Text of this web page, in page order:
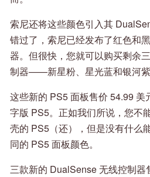
索尼还将这些颜色引入其
错过了，索尼已经发布了红色和
器。但很快，您就可以购买剩余
制器——新星粉、星光蓝和银河紫
这些新的 PS5 面板售价 54.99 美
字版 PS5。正如我们所说，您不
壳的 PS5（还），但是没有什么
同的 PS5 面板颜色。
三款新的 DualSense 无线控制器